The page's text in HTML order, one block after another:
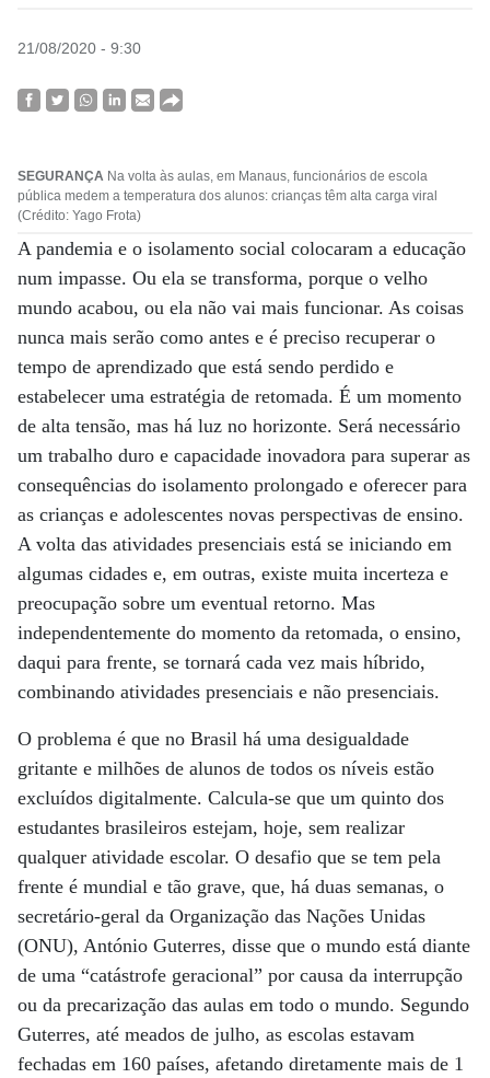
21/08/2020 - 9:30
SEGURANÇA Na volta às aulas, em Manaus, funcionários de escola
pública medem a temperatura dos alunos: crianças têm alta carga viral
(Crédito: Yago Frota)
A pandemia e o isolamento social colocaram a educação
num impasse. Ou ela se transforma, porque o velho
mundo acabou, ou ela não vai mais funcionar. As coisas
nunca mais serão como antes e é preciso recuperar o
tempo de aprendizado que está sendo perdido e
estabelecer uma estratégia de retomada. É um momento
de alta tensão, mas há luz no horizonte. Será necessário
um trabalho duro e capacidade inovadora para superar as
consequências do isolamento prolongado e oferecer para
as crianças e adolescentes novas perspectivas de ensino.
A volta das atividades presenciais está se iniciando em
algumas cidades e, em outras, existe muita incerteza e
preocupação sobre um eventual retorno. Mas
independentemente do momento da retomada, o ensino,
daqui para frente, se tornará cada vez mais híbrido,
combinando atividades presenciais e não presenciais.
O problema é que no Brasil há uma desigualdade
gritante e milhões de alunos de todos os níveis estão
excluídos digitalmente. Calcula-se que um quinto dos
estudantes brasileiros estejam, hoje, sem realizar
qualquer atividade escolar. O desafio que se tem pela
frente é mundial e tão grave, que, há duas semanas, o
secretário-geral da Organização das Nações Unidas
(ONU), António Guterres, disse que o mundo está diante
de uma “catástrofe geracional” por causa da interrupção
ou da precarização das aulas em todo o mundo. Segundo
Guterres, até meados de julho, as escolas estavam
fechadas em 160 países, afetando diretamente mais de 1